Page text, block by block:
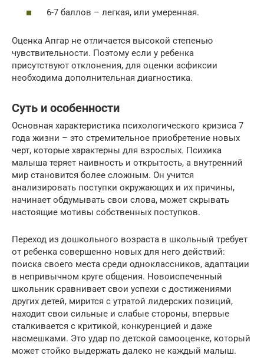
6-7 баллов – легкая, или умеренная.
Оценка Апгар не отличается высокой степенью
чувствительности. Поэтому если у ребенка
присутствуют отклонения, для оценки асфиксии
необходима дополнительная диагностика.
Суть и особенности
Основная характеристика психологического кризиса 7
года жизни – это стремительное приобретение новых
черт, которые характерны для взрослых. Психика
малыша теряет наивность и открытость, а внутренний
мир становится более сложным. Он учится
анализировать поступки окружающих и их причины,
начинает обдумывать свои слова, может скрывать
настоящие мотивы собственных поступков.
Переход из дошкольного возраста в школьный требует
от ребенка совершенно новых для него действий:
поиска своего места среди одноклассников, адаптации
в непривычном круге общения. Новоиспеченный
школьник сравнивает свои успехи с достижениями
других детей, мирится с утратой лидерских позиций,
находит свои сильные и слабые стороны, впервые
сталкивается с критикой, конкуренцией и даже
насмешками. Это удар по детской самооценке, который
может стойко выдержать далеко не каждый малыш.